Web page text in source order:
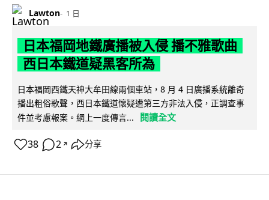
Lawton 1 日
日本福岡地鐵廣播被入侵 播不雅歌曲
西日本鐵道疑黑客所為
日本福岡西鐵天神大牟田線兩個車站，8 月 4 日廣播系統離奇
播出粗俗歌聲，西日本鐵道懷疑遭第三方非法入侵，正調查事
件並考慮報案。網上一度傳言...
閱讀全文
38 2 ↗ 分享